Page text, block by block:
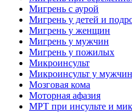
Мигрень с аурой
Мигрень у детей и
Мигрень у женщин
Мигрень у мужчин
Мигрень у пожилых
Микроинсульт
Микроинсульт у мужчин
Мозговая кома
Моторная афазия
МРТ при инсульте и